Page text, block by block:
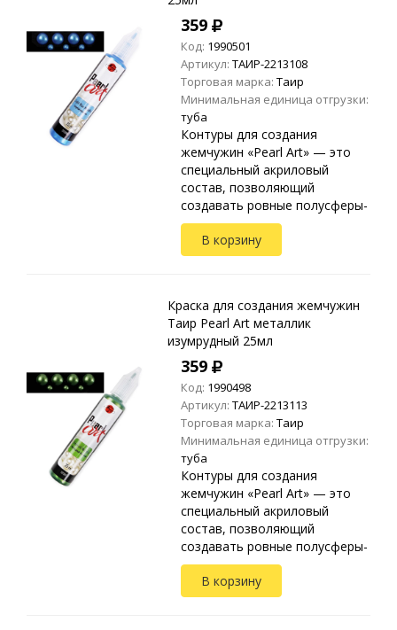
359
Код: 1990501
Артикул: ТАИР-2213108
Торговая марка: Таир
Минимальная единица отгрузки:
туба
Контуры для создания
жемчужин «Pearl Art» — это
специальный акриловый
состав, позволяющий
создавать ровные полусферы-
жемчужины. Применяются на
любых видах текстиля, стекле,
дереве, бумаге, металле,
В корзину
Краска для создания жемчужин
Таир Pearl Art металлик
изумрудный 25мл
359
Код: 1990498
Артикул: ТАИР-2213113
Торговая марка: Таир
Минимальная единица отгрузки:
туба
Контуры для создания
жемчужин «Pearl Art» — это
специальный акриловый
состав, позволяющий
создавать ровные полусферы-
жемчужины. Применяются на
любых видах текстиля, стекле,
дереве, бумаге, металле,
В корзину